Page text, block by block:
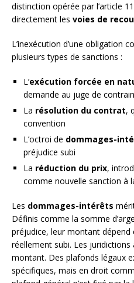
distinction opérée par l’article
directement les voies de
L’inexécution d’une obligation
plusieurs types de sanctions :
L’exécution forcée en
demande au juge de
La résolution du contrat,
convention
L’octroi de dommages-
préjudice subi
La réduction du prix,
comme nouvelle sanction à
Les dommages-intérêts
Définis comme la somme
préjudice, leur montant dépend
réellement subi. Les
montant. Des plafonds légaux
spécifiques, mais en droit